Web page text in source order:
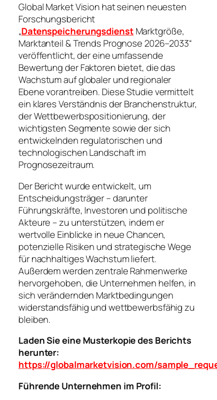
Global Market Vision hat seinen neuesten
Forschungsbericht
„DatenspeicherungsdienstMarktgröße,
Marktanteil & Trends Prognose 2026–2033“
veröffentlicht, der eine umfassende
Bewertung der Faktoren bietet, die das
Wachstum auf globaler und regionaler
Ebene vorantreiben. Diese Studie vermittelt
ein klares Verständnis der Branchenstruktur,
der Wettbewerbspositionierung, der
wichtigsten Segmente sowie der sich
entwickelnden regulatorischen und
technologischen Landschaft im
Prognosezeitraum.
Der Bericht wurde entwickelt, um
Entscheidungsträger – darunter
Führungskräfte, Investoren und politische
Akteure – zu unterstützen, indem er
wertvolle Einblicke in neue Chancen,
potenzielle Risiken und strategische Wege
für nachhaltiges Wachstum liefert.
Außerdem werden zentrale Rahmenwerke
hervorgehoben, die Unternehmen helfen, in
sich verändernden Marktbedingungen
widerstandsfähig und wettbewerbsfähig zu
bleiben.
Laden Sie eine Musterkopie des Berichts
herunter:
https://globalmarketvision.com/
Führende Unternehmen im Profil: